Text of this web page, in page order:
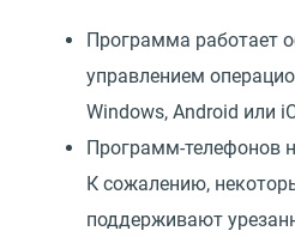
Программа работает
управлением
Windows, Android или
Программ-телефонов
К сожалению,
поддерживают